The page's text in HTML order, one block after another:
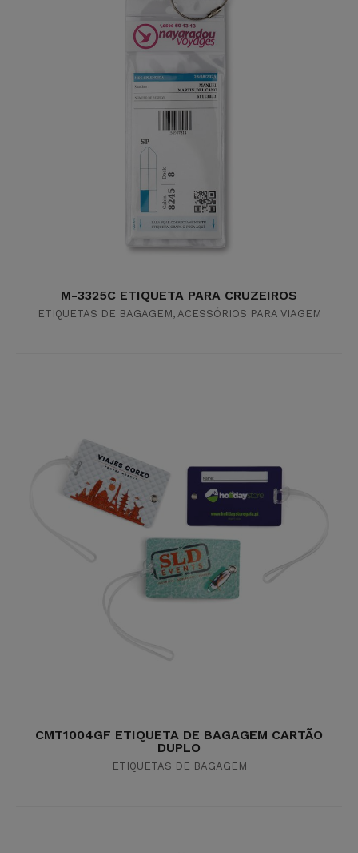
M-3325C ETIQUETA PARA CRUZEIROS
ETIQUETAS DE BAGAGEM, ACESSÓRIOS PARA VIAGEM
CMT1004GF ETIQUETA DE BAGAGEM CARTÃO
DUPLO
ETIQUETAS DE BAGAGEM